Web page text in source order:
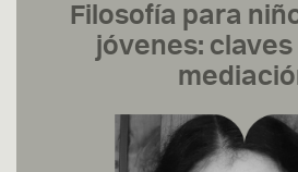
Filosofía para
jóvenes: claves